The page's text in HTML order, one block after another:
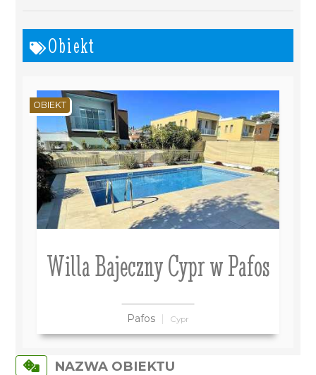
Obiekt
Willa Bajeczny Cypr w Pafos
Pafos Cypr
OBIEKT
NAZWA OBIEKTU